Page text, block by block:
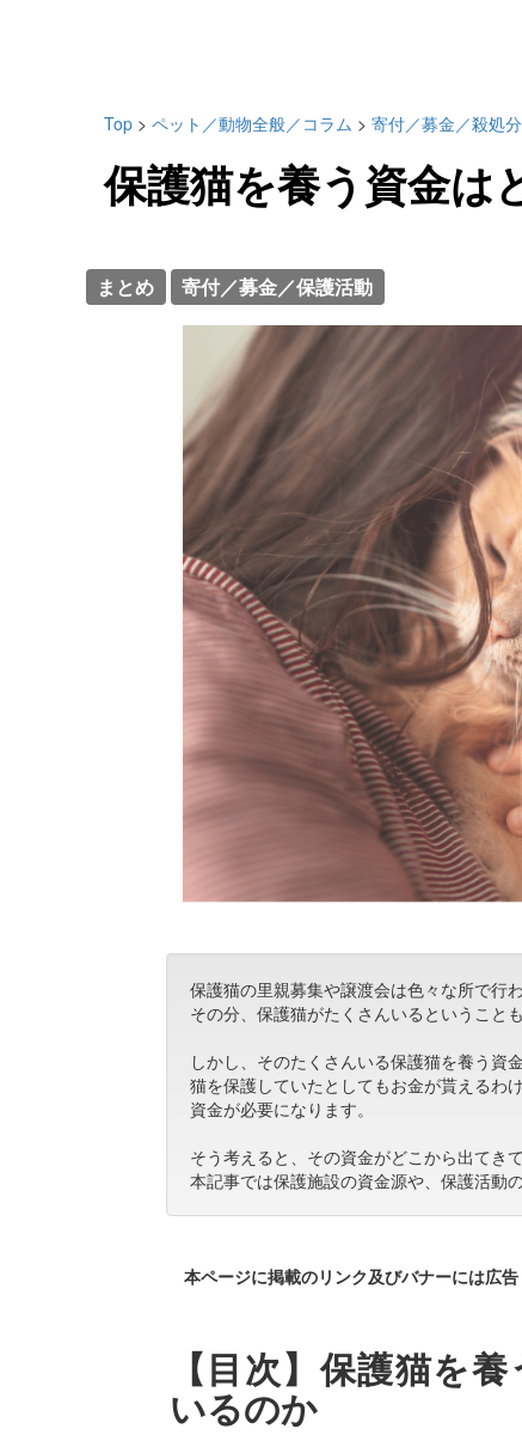
Top > ペット／動物全般／コラム > 寄付／募金／殺処分
保護猫を養う資金は
まとめ 寄付／募金／保護活動
保護猫の里親募集や譲渡会は色々な所で行
その分、保護猫がたくさんいるということも
しかし、そのたくさんいる保護猫を養う資
猫を保護していたとしてもお金が貰えるわ
資金が必要になります。
そう考えると、その資金がどこから出てき
本記事では保護施設の資金源や、保護活動
本ページに掲載のリンク及びバナーには広告
【目次】保護猫を
いるのか